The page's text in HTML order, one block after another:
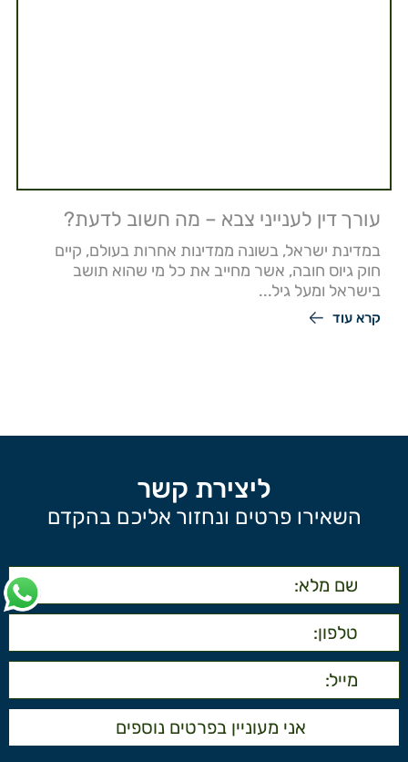
עורך דין לענייני צבא – מה חשוב לדעת?
במדינת ישראל, בשונה ממדינות אחרות בעולם, קיים
חוק גיוס חובה, אשר מחייב את כל מי שהוא תושב
בישראל ומעל גיל...
קרא עוד
ליצירת קשר
השאירו פרטים ונחזור אליכם בהקדם